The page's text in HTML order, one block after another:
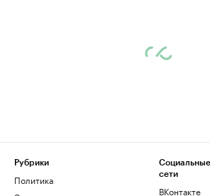
Рубрики
Политика
Социальные
сети
ВКонтакте